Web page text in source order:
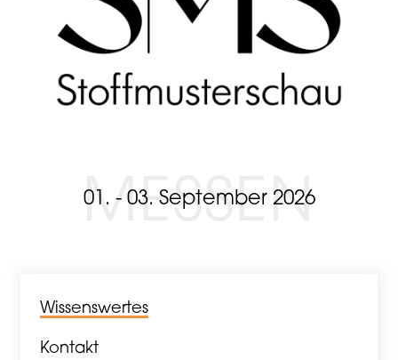
MESSEN
01. - 03. September 2026
Wissenswertes
Kontakt